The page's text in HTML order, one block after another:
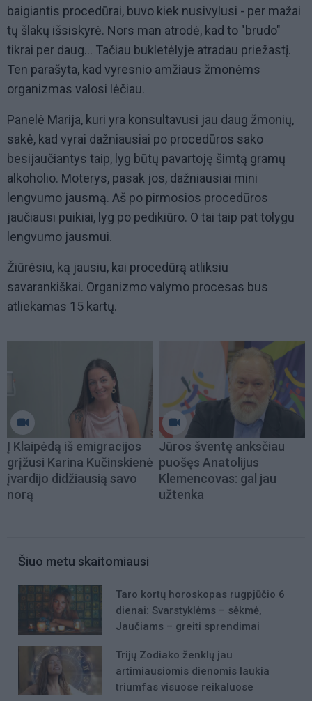
baigiantis procedūrai, buvo kiek nusivylusi - per mažai
tų šlakų išsiskyrė. Nors man atrodė, kad to "brudo"
tikrai per daug... Tačiau bukletėlyje atradau priežastį.
Ten parašyta, kad vyresnio amžiaus žmonėms
organizmas valosi lėčiau.
Panelė Marija, kuri yra konsultavusi jau daug žmonių,
sakė, kad vyrai dažniausiai po procedūros sako
besijaučiantys taip, lyg būtų pavartoję šimtą gramų
alkoholio. Moterys, pasak jos, dažniausiai mini
lengvumo jausmą. Aš po pirmosios procedūros
jaučiausi puikiai, lyg po pedikiūro. O tai taip pat tolygu
lengvumo jausmui.
Žiūrėsiu, ką jausiu, kai procedūrą atliksiu
savarankiškai. Organizmo valymo procesas bus
atliekamas 15 kartų.
Į Klaipėdą iš emigracijos
grįžusi Karina Kučinskienė
įvardijo didžiausią savo
norą
Jūros šventę anksčiau
puošęs Anatolijus
Klemencovas: gal jau
užtenka
Šiuo metu skaitomiausi
Taro kortų horoskopas rugpjūčio 6
dienai: Svarstyklėms – sėkmė,
Jaučiams – greiti sprendimai
Trijų Zodiako ženklų jau
artimiausiomis dienomis laukia
triumfas visuose reikaluose